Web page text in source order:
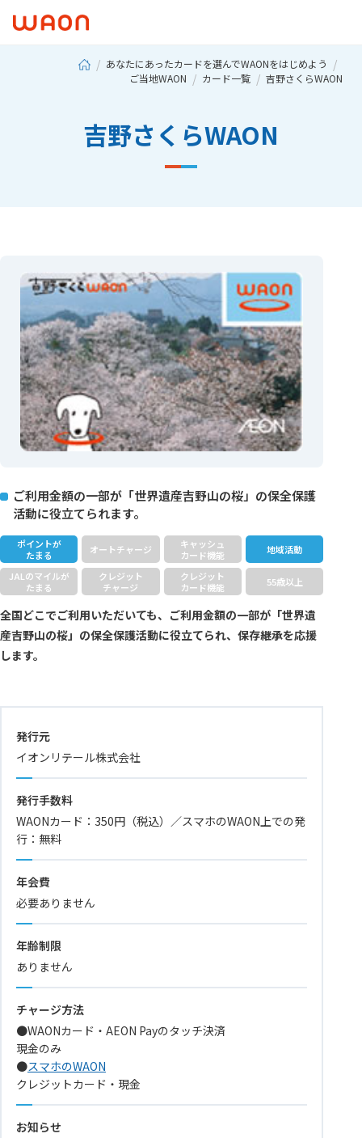
あなたにあったカードを選んでWAONをはじめよう
ご当地WAON
カード一覧 吉野さくらWAON
吉野さくらWAON
ご利用金額の一部が「世界遺産吉野山の桜」の保全保護
活動に役立てられます。
ポイントが
たまる
オートチャージ
キャッシュ
カード機能
地域活動
JALのマイルが
たまる
クレジット
チャージ
クレジット
カード機能
55歳以上
全国どこでご利用いただいても、ご利用金額の一部が「世界遺
産吉野山の桜」の保全保護活動に役立てられ、保存継承を応援
します。
発行元
イオンリテール株式会社
発行手数料
WAONカード：350円（税込）／スマホのWAON上での発
行：無料
年会費
必要ありません
年齢制限
ありません
チャージ方法
●WAONカード・AEON Payのタッチ決済
現金のみ
●スマホのWAON
クレジットカード・現金
お知らせ